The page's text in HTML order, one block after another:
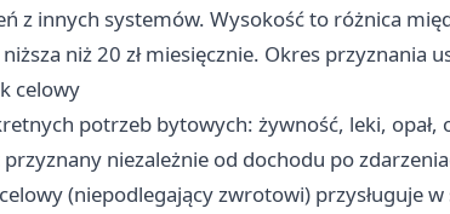
z innych systemów. Wysokość to różnica
niż 20 zł miesięcznie. Okres przyznania
celowy
potrzeb bytowych: żywność, leki,
niezależnie od dochodu po
(niepodlegający zwrotowi) przysługuje